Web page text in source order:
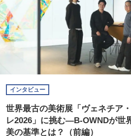
インタビュー
世界最古の美術展「ヴェネチア
レ2026」に挑む―B-OWNDが世
美の基準とは？（前編）